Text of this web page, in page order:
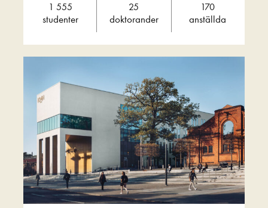
1 555
studenter
25
doktorander
170
anställda